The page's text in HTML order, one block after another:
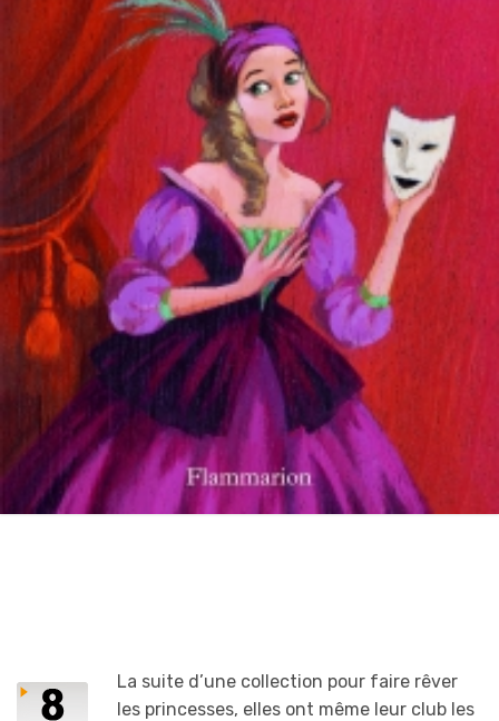
La suite d’une collection pour faire rêver
les princesses, elles ont même leur club les